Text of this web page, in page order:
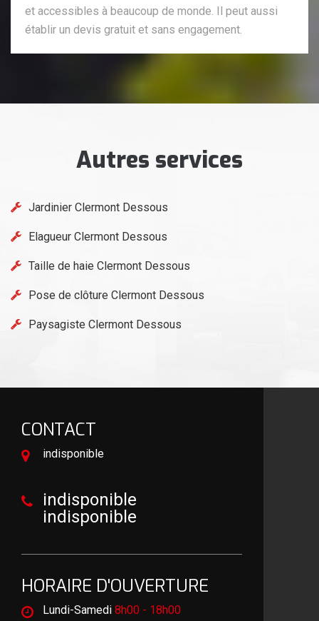
et accessibles à beaucoup de monde. Il peut aussi
établir un devis gratuit et sans engagement.
Autres services
Jardinier Clermont Dessous
Elagueur Clermont Dessous
Taille de haie Clermont Dessous
Pose de clôture Clermont Dessous
Paysagiste Clermont Dessous
CONTACT
indisponible
indisponible
indisponible
HORAIRE D'OUVERTURE
Lundi-Samedi 8h00 - 18h00